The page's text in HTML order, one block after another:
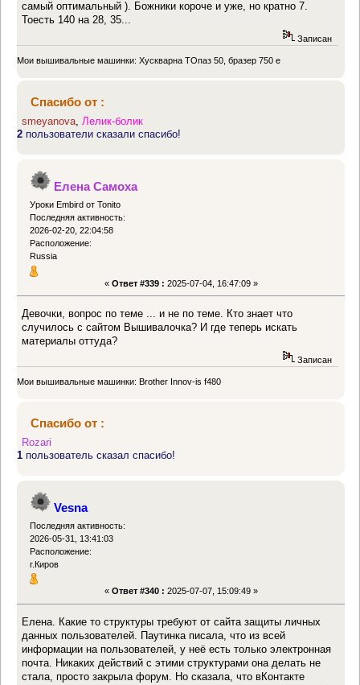
самый оптимальный ). Божники короче и уже, но кратно 7.
Тоесть 140 на 28, 35...
Записан
Мои вышивальные машинки: Хускварна ТОпаз 50, бразер 750 е
Спасибо от :
smeyanova,Лелик-болик
2 пользователи сказали спасибо!
Елена Самоха
Уроки Embird от Tonito
Последняя активность:
2026-02-20, 22:04:58
Расположение:
Russia
« Ответ #339 : 2025-07-04, 16:47:09 »
Девочки, вопрос по теме ... и не по теме. Кто знает что
случилось с сайтом Вышивалочка? И где теперь искать
материалы оттуда?
Записан
Мои вышивальные машинки: Brother Innov-is f480
Спасибо от :
Rozari
1 пользователь сказал спасибо!
Vesna
Последняя активность:
2026-05-31, 13:41:03
Расположение:
г.Киров
« Ответ #340 : 2025-07-07, 15:09:49 »
Елена. Какие то структуры требуют от сайта защиты личных
данных пользователей. Паутинка писала, что из всей
информации на пользователей, у неё есть только электронная
почта. Никаких действий с этими структурами она делать не
стала, просто закрыла форум. Но сказала, что вКонтакте